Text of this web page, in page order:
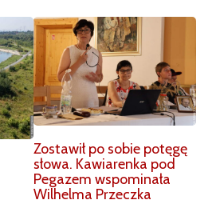
Zostawił po sobie potęgę
słowa. Kawiarenka pod
Pegazem wspominała
Wilhelma Przeczka